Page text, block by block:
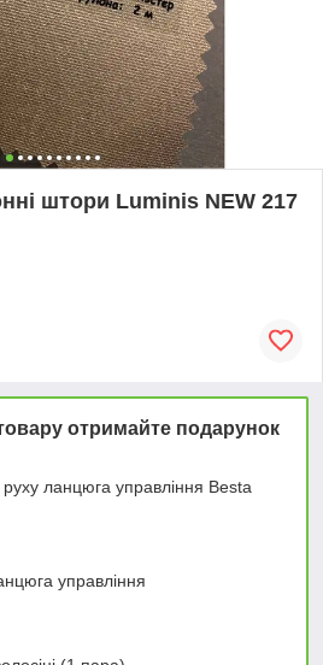
штори Luminis NEW 217
отримайте подарунок
ланцюга управління Besta
управління